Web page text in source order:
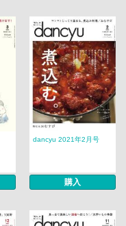
dancyu 2021年2月号
購入